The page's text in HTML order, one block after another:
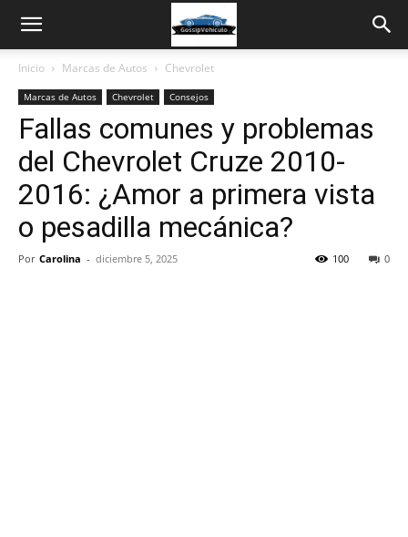
Inicio Marcas de Autos Chevrolet
Marcas de Autos Chevrolet Consejos
Fallas comunes y problemas
del Chevrolet Cruze 2010-
2016: ¿Amor a primera vista
o pesadilla mecánica?
Por Carolina - diciembre 5, 2025 0
100